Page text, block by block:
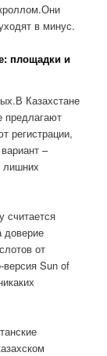
в минус.
площадки и
Казахстане
предлагают
регистрации,
–
лишних
считается
доверие
от
Sun of